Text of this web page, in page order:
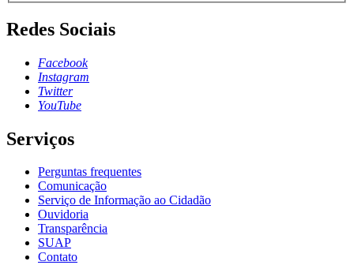
Redes Sociais
Facebook
Instagram
Twitter
YouTube
Serviços
Perguntas frequentes
Comunicação
Serviço de Informação ao Cidadão
Ouvidoria
Transparência
SUAP
Contato